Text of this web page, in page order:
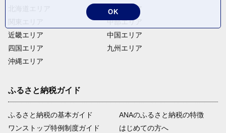
近畿エリア
四国エリア
沖縄エリア
東北エリア
中部エリア
中国エリア
九州エリア
ふるさと納税ガイド
ふるさと納税の基本ガイド
ワンストップ特例制度ガイド
ANAのふるさと納税の特徴
はじめての方へ
OK